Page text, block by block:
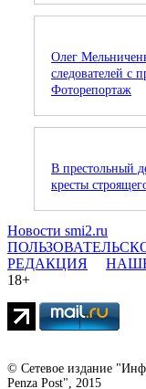
Олег
следователей с
Фоторепортаж
В престольный
кресты
Новости smi2.ru
РЕДАКЦИЯ
18+
© Сетевое издание
Penza Post", 2015